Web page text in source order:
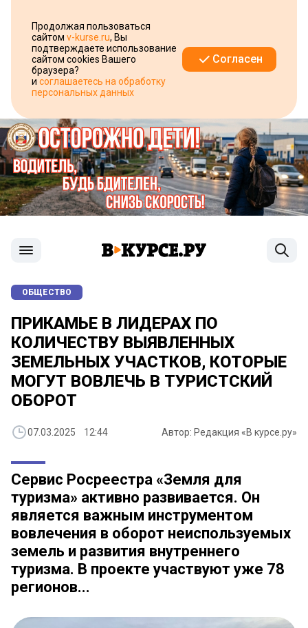
Продолжая пользоваться
сайтом v-kurse.ru, Вы
подтверждаете использование
сайтом cookies Вашего
браузера?
и соглашаетесь на обработку
персональных данных
Согласен
ОБЩЕСТВО
ПРИКАМЬЕ В ЛИДЕРАХ ПО
КОЛИЧЕСТВУ ВЫЯВЛЕННЫХ
ЗЕМЕЛЬНЫХ УЧАСТКОВ, КОТОРЫЕ
МОГУТ ВОВЛЕЧЬ В ТУРИСТСКИЙ
ОБОРОТ
07.03.2025 12:44 Автор: Редакция «В курсе.ру»
Сервис Росреестра «Земля для
туризма» активно развивается. Он
является важным инструментом
вовлечения в оборот неиспользуемых
земель и развития внутреннего
туризма. В проекте участвуют уже 78
регионов...